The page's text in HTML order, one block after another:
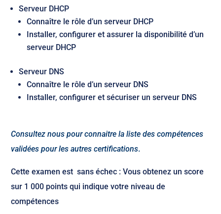
Serveur DHCP
Connaître le rôle d’un serveur DHCP
Installer, configurer et assurer la disponibilité d’un
serveur DHCP
Serveur DNS
Connaître le rôle d’un serveur DNS
Installer, configurer et sécuriser un serveur DNS
Consultez nous pour connaitre la liste des compétences
validées pour les autres certifications.
Cette examen est sans échec : Vous obtenez un score
sur 1 000 points qui indique votre niveau de
compétences